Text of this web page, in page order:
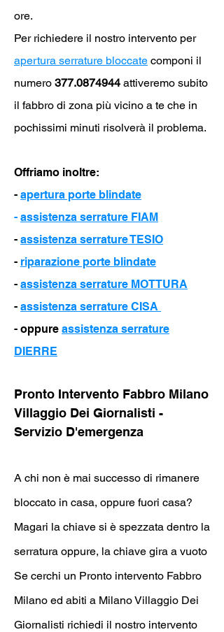
ore.
Per richiedere il nostro intervento per
apertura serrature bloccate componi il
numero 377.0874944 attiveremo subito
il fabbro di zona più vicino a te che in
pochissimi minuti risolverà il problema.
Offriamo inoltre:
- apertura porte blindate
- assistenza serrature FIAM
- assistenza serrature TESIO
- riparazione porte blindate
- assistenza serrature MOTTURA
- assistenza serrature CISA
- oppure assistenza serrature
DIERRE
Pronto Intervento Fabbro Milano
Villaggio Dei Giornalisti -
Servizio D'emergenza
A chi non è mai successo di rimanere
bloccato in casa, oppure fuori casa?
Magari la chiave si è spezzata dentro la
serratura oppure, la chiave gira a vuoto
Se cerchi un Pronto intervento Fabbro
Milano ed abiti a Milano Villaggio Dei
Giornalisti richiedi il nostro intervento